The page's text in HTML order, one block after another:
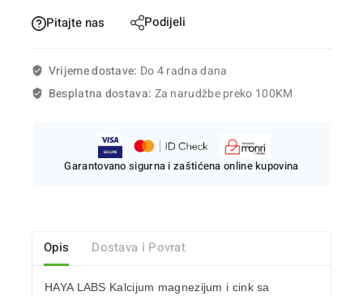
Pitajte nas Podijeli
Vrijeme dostave: Do 4 radna dana
Besplatna dostava: Za narudžbe preko 100KM
Garantovano sigurna i zaštićena online kupovina
Opis Dostava i Povrat
HAYA LABS Kalcijum magnezijum i cinksa